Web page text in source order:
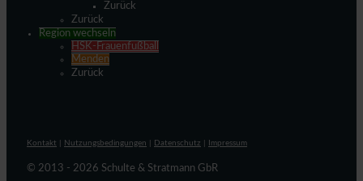
Zurück
Zurück
Region wechseln
HSK-Frauenfußball
Menden
Zurück
Kontakt Nutzungsbedingungen Datenschutz Impressum
© 2013 - 2026 Schulte & Stratmann GbR